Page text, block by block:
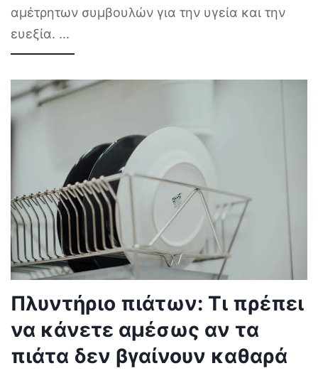
αμέτρητων συμβουλών για την υγεία και την
ευεξία. ...
Πλυντήριο πιάτων: Τι πρέπει
να κάνετε αμέσως αν τα
πιάτα δεν βγαίνουν καθαρά